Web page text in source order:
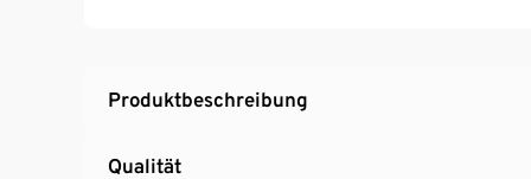
Akku und Ladegerät sind nicht im
Produktbeschreibung
Qualität